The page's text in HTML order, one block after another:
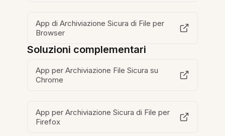
App di Archiviazione Sicura di File per
Browser
Soluzioni complementari
App per Archiviazione File Sicura su
Chrome
App per Archiviazione Sicura di File per
Firefox